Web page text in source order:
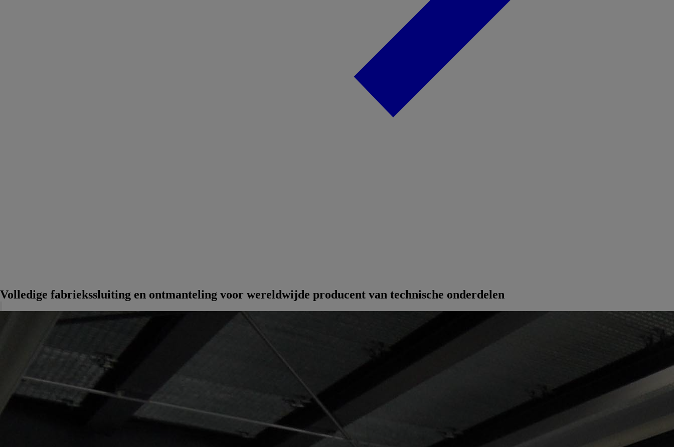
Volledige fabriekssluiting en ontmanteling voor wereldwijde producent van technische onderdelen